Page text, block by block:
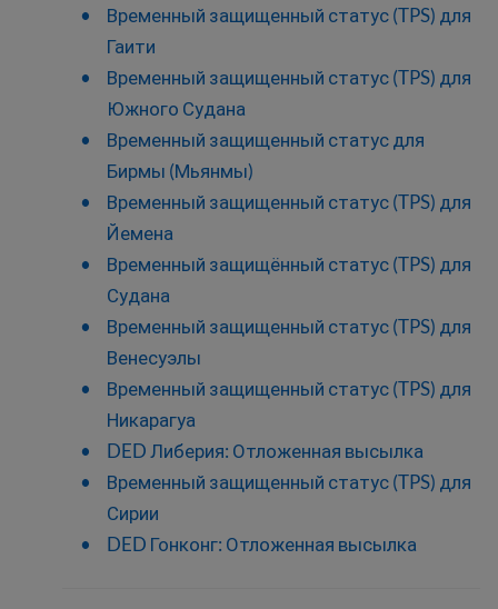
Временный защищенный статус (TPS) для
Гаити
Временный защищенный статус (TPS) для
Южного Судана
Временный защищенный статус для
Бирмы (Мьянмы)
Временный защищенный статус (TPS) для
Йемена
Временный защищённый статус (TPS) для
Судана
Временный защищенный статус (TPS) для
Венесуэлы
Временный защищенный статус (TPS) для
Никарагуа
DED Либерия: Отложенная высылка
Временный защищенный статус (TPS) для
Сирии
DED Гонконг: Отложенная высылка